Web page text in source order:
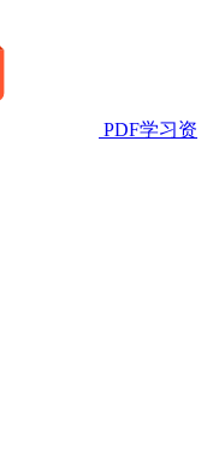
PDF学习资